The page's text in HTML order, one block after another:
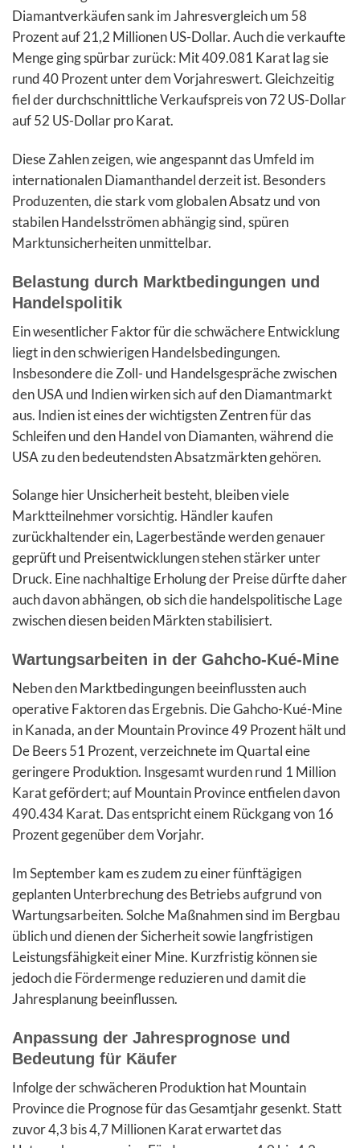
Diamantverkäufen sank im Jahresvergleich um 58
Prozent auf 21,2 Millionen US-Dollar. Auch die verkaufte
Menge ging spürbar zurück: Mit 409.081 Karat lag sie
rund 40 Prozent unter dem Vorjahreswert. Gleichzeitig
fiel der durchschnittliche Verkaufspreis von 72 US-Dollar
auf 52 US-Dollar pro Karat.
Diese Zahlen zeigen, wie angespannt das Umfeld im
internationalen Diamanthandel derzeit ist. Besonders
Produzenten, die stark vom globalen Absatz und von
stabilen Handelsströmen abhängig sind, spüren
Marktunsicherheiten unmittelbar.
Belastung durch Marktbedingungen und
Handelspolitik
Ein wesentlicher Faktor für die schwächere Entwicklung
liegt in den schwierigen Handelsbedingungen.
Insbesondere die Zoll- und Handelsgespräche zwischen
den USA und Indien wirken sich auf den Diamantmarkt
aus. Indien ist eines der wichtigsten Zentren für das
Schleifen und den Handel von Diamanten, während die
USA zu den bedeutendsten Absatzmärkten gehören.
Solange hier Unsicherheit besteht, bleiben viele
Marktteilnehmer vorsichtig. Händler kaufen
zurückhaltender ein, Lagerbestände werden genauer
geprüft und Preisentwicklungen stehen stärker unter
Druck. Eine nachhaltige Erholung der Preise dürfte daher
auch davon abhängen, ob sich die handelspolitische Lage
zwischen diesen beiden Märkten stabilisiert.
Wartungsarbeiten in der Gahcho-Kué-Mine
Neben den Marktbedingungen beeinflussten auch
operative Faktoren das Ergebnis. Die Gahcho-Kué-Mine
in Kanada, an der Mountain Province 49 Prozent hält und
De Beers 51 Prozent, verzeichnete im Quartal eine
geringere Produktion. Insgesamt wurden rund 1 Million
Karat gefördert; auf Mountain Province entfielen davon
490.434 Karat. Das entspricht einem Rückgang von 16
Prozent gegenüber dem Vorjahr.
Im September kam es zudem zu einer fünftägigen
geplanten Unterbrechung des Betriebs aufgrund von
Wartungsarbeiten. Solche Maßnahmen sind im Bergbau
üblich und dienen der Sicherheit sowie langfristigen
Leistungsfähigkeit einer Mine. Kurzfristig können sie
jedoch die Fördermenge reduzieren und damit die
Jahresplanung beeinflussen.
Anpassung der Jahresprognose und
Bedeutung für Käufer
Infolge der schwächeren Produktion hat Mountain
Province die Prognose für das Gesamtjahr gesenkt. Statt
zuvor 4,3 bis 4,7 Millionen Karat erwartet das